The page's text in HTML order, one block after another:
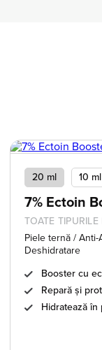
20 ml 10 ml
7% Ectoin
TOATE TIPURILE
Piele ternă /
Deshidratare
Booster cu
Repară și
Hidratează în